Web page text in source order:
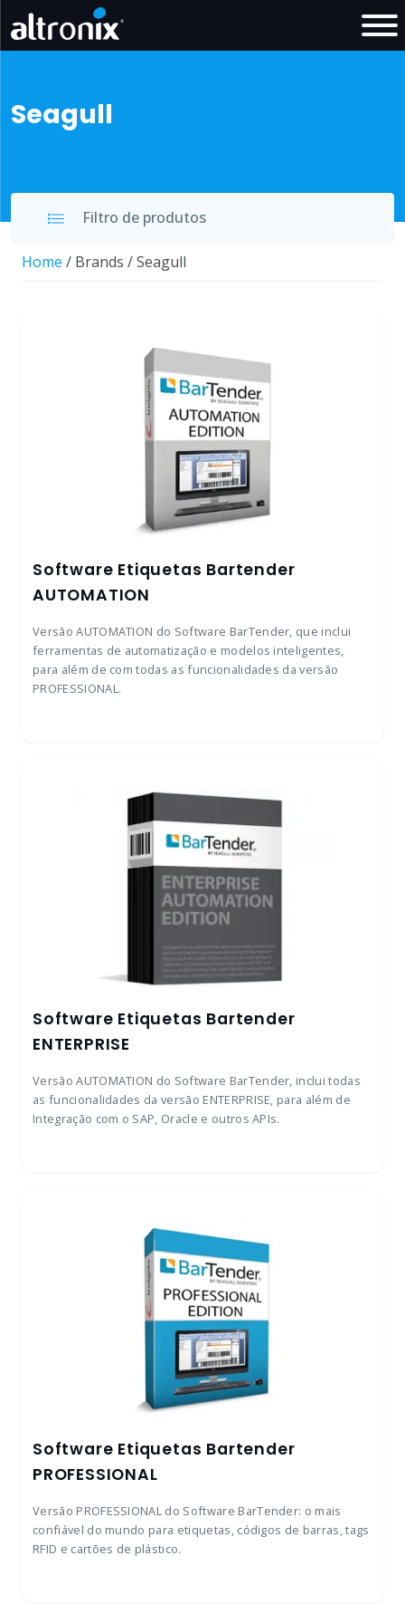
Seagull
Filtro de produtos
Home / Brands / Seagull
Software Etiquetas Bartender
AUTOMATION
Versão AUTOMATION do Software BarTender, que inclui
ferramentas de automatização e modelos inteligentes,
para além de com todas as funcionalidades da versão
PROFESSIONAL.
Software Etiquetas Bartender
ENTERPRISE
Versão AUTOMATION do Software BarTender, inclui todas
as funcionalidades da versão ENTERPRISE, para além de
Integração com o SAP, Oracle e outros APIs.
Software Etiquetas Bartender
PROFESSIONAL
Versão PROFESSIONAL do Software BarTender: o mais
confiável do mundo para etiquetas, códigos de barras, tags
RFID e cartões de plástico.